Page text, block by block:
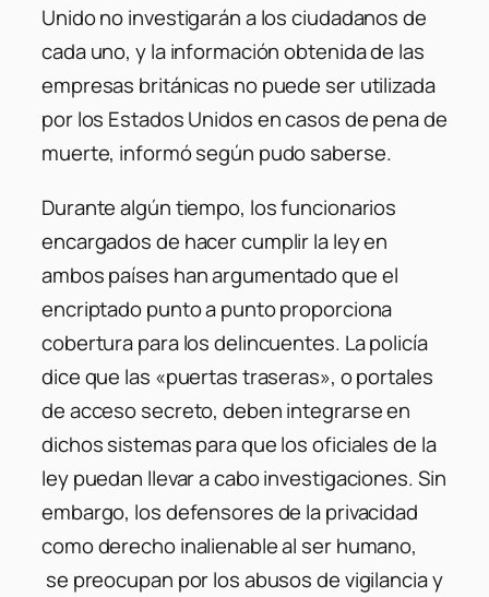
Unido no investigarán a los ciudadanos de
cada uno, y la información obtenida de las
empresas británicas no puede ser utilizada
por los Estados Unidos en casos de pena de
muerte, informó según pudo saberse.
Durante algún tiempo, los funcionarios
encargados de hacer cumplir la ley en
ambos países han argumentado que el
encriptado punto a punto proporciona
cobertura para los delincuentes. La policía
dice que las «puertas traseras», o portales
de acceso secreto, deben integrarse en
dichos sistemas para que los oficiales de la
ley puedan llevar a cabo investigaciones. Sin
embargo, los defensores de la privacidad
como derecho inalienable al ser humano,
se preocupan por los abusos de vigilancia y